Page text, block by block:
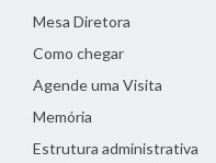
Mesa Diretora
Como chegar
Agende uma Visita
Memória
Estrutura administrativa